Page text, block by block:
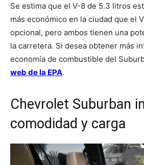
Se estima que el V-8 de 5.3 litros
más económico en la ciudad que el
opcional, pero ambos tienen una
la carretera. Si desea obtener más
economía de combustible del
web de la EPA.
Chevrolet Suburban
comodidad y carga